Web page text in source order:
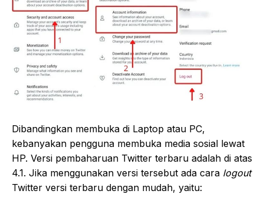
Dibandingkan membuka di Laptop atau PC,
kebanyakan pengguna membuka media sosial lewat
HP. Versi pembaharuan Twitter terbaru adalah di atas
4.1. Jika menggunakan versi tersebut ada cara logout
Twitter versi terbaru dengan mudah, yaitu: